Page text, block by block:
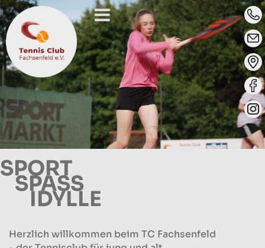
SPORT
SPASS
IDYLLE
Herzlich willkommen beim TC Fachsenfeld